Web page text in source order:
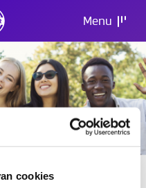
cookies
Menu